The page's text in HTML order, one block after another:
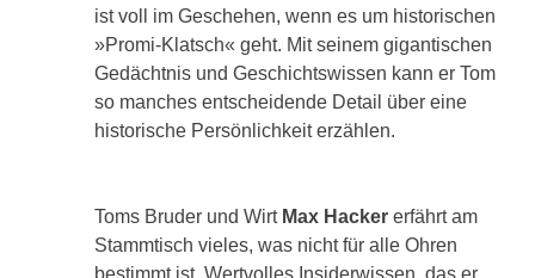
ist voll im Geschehen, wenn es um historischen
»Promi-Klatsch« geht. Mit seinem gigantischen
Gedächtnis und Geschichtswissen kann er Tom
so manches entscheidende Detail über eine
historische Persönlichkeit erzählen.
Toms Bruder und Wirt Max Hackererfährt am
Stammtisch vieles, was nicht für alle Ohren